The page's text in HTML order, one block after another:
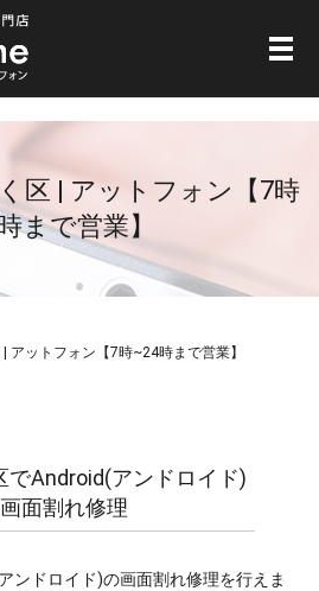
メ
区 | アットフォン【7時
まで営業】
アットフォン【7時~24時まで営業】
でAndroid(アンドロイド)
面割れ修理
ンドロイド)の画面割れ修理を行えま